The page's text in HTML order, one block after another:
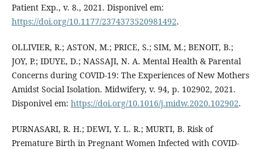
Patient Exp., v. 8., 2021. Disponivel em:
https://doi.org/10.1177/2374373520981492.
OLLIVIER, R.; ASTON, M.; PRICE, S.; SIM, M.; BENOIT, B.;
JOY, P.; IDUYE, D.; NASSAJI, N. A. Mental Health & Parental
Concerns during COVID-19: The Experiences of New Mothers
Amidst Social Isolation. Midwifery, v. 94, p. 102902, 2021.
Disponivel em: https://doi.org/10.1016/j.midw.2020.102902.
PURNASARI, R. H.; DEWI, Y. L. R.; MURTI, B. Risk of
Premature Birth in Pregnant Women Infected with COVID-